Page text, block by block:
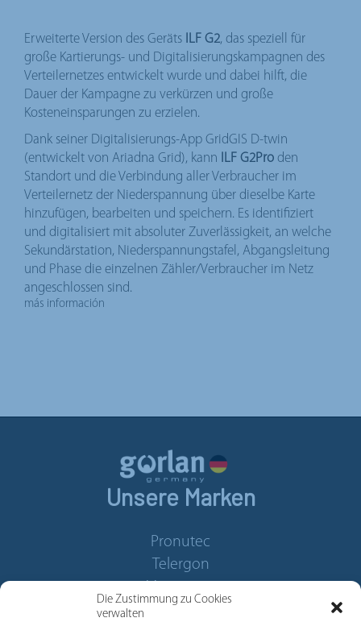
Die Zustimmung zu Cookies
verwalten
Erweiterte Version des Geräts ILF G2, das speziell für
große Kartierungs- und Digitalisierungskampagnen des
Verteilernetzes entwickelt wurde und dabei hilft, die
Dauer der Kampagne zu verkürzen und große
Kosteneinsparungen zu erzielen.
Dank seiner Digitalisierungs-App GridGIS D-twin
(entwickelt von Ariadna Grid), kann
ILF G2Pro den
Standort und die Verbindung aller Verbraucher im
Verteilernetz der Niederspannung über dieselbe Karte
hinzufügen, bearbeiten und speichern. Es identifiziert
und digitalisiert mit absoluter Zuverlässigkeit, an welche
Sekundärstation, Niederspannungstafel, Abgangsleitung
und Phase die einzelnen Zähler/Verbraucher im Netz
angeschlossen sind.
más información
Unsere Marken
Pronutec
Telergon
Zillion